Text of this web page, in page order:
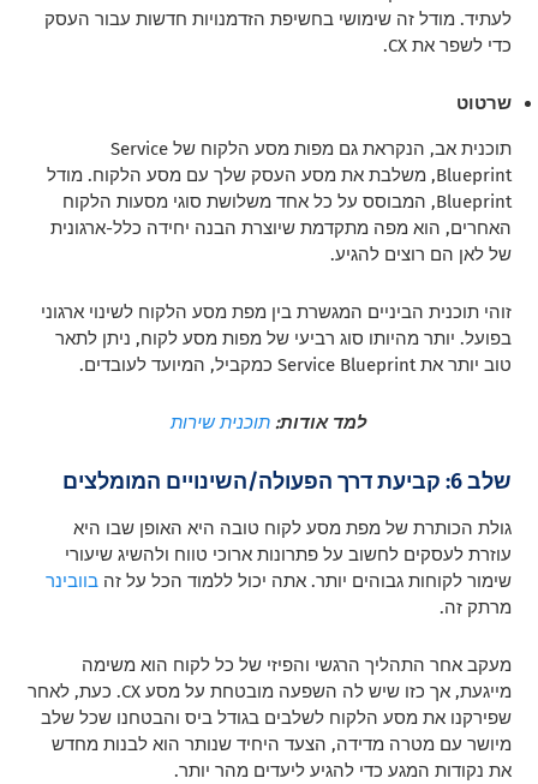
לעתיד. מודל זה שימושי בחשיפת הזדמנויות חדשות עבור העסק
כדי לשפר את CX.
שרטוט
תוכנית אב, הנקראת גם מפות מסע הלקוח של Service
Blueprint, משלבת את מסע העסק שלך עם מסע הלקוח. מודל
Blueprint, המבוסס על כל אחד משלושת סוגי מסעות הלקוח
האחרים, הוא מפה מתקדמת שיוצרת הבנה יחידה כלל-ארגונית
של לאן הם רוצים להגיע.
זוהי תוכנית הביניים המגשרת בין מפת מסע הלקוח לשינוי ארגוני
בפועל. יותר מהיותו סוג רביעי של מפות מסע לקוח, ניתן לתאר
טוב יותר את Service Blueprint כמקביל, המיועד לעובדים.
למד אודות: תוכנית שירות
שלב 6: קביעת דרך הפעולה/השינויים המומלצים
גולת הכותרת של מפת מסע לקוח טובה היא האופן שבו היא
עוזרת לעסקים לחשוב על פתרונות ארוכי טווח ולהשיג שיעורי
שימור לקוחות גבוהים יותר. אתה יכול ללמוד הכל על זהבוובינר
מרתק זה.
מעקב אחר התהליך הרגשי והפיזי של כל לקוח הוא משימה
מייגעת, אך כזו שיש לה השפעה מובטחת על מסע CX. כעת, לאחר
שפירקנו את מסע הלקוח לשלבים בגודל ביס והבטחנו שכל שלב
מיושר עם מטרה מדידה, הצעד היחיד שנותר הוא לבנות מחדש
את נקודות המגע כדי להגיע ליעדים מהר יותר.